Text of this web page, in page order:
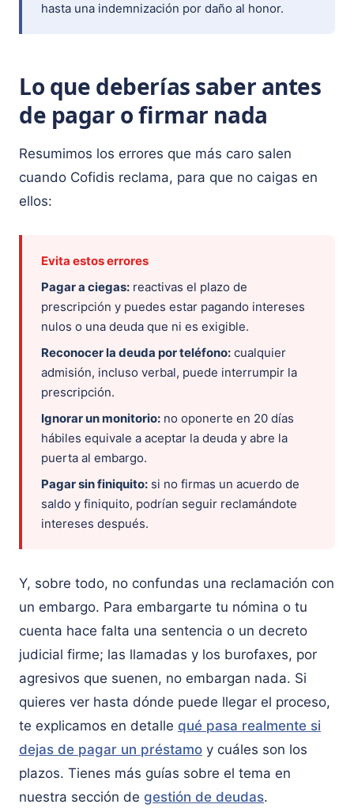
hasta una indemnización por daño al honor.
Lo que deberías saber antes
de pagar o firmar nada
Resumimos los errores que más caro salen
cuando Cofidis reclama, para que no caigas en
ellos:
Evita estos errores
Pagar a ciegas: reactivas el plazo de
prescripción y puedes estar pagando intereses
nulos o una deuda que ni es exigible.
Reconocer la deuda por teléfono: cualquier
admisión, incluso verbal, puede interrumpir la
prescripción.
Ignorar un monitorio: no oponerte en 20 días
hábiles equivale a aceptar la deuda y abre la
puerta al embargo.
Pagar sin finiquito: si no firmas un acuerdo de
saldo y finiquito, podrían seguir reclamándote
intereses después.
Y, sobre todo, no confundas una reclamación con
un embargo. Para embargarte tu nómina o tu
cuenta hace falta una sentencia o un decreto
judicial firme; las llamadas y los burofaxes, por
agresivos que suenen, no embargan nada. Si
quieres ver hasta dónde puede llegar el proceso,
te explicamos en detalle qué pasa realmente si
dejas de pagar un préstamo y cuáles son los
plazos. Tienes más guías sobre el tema en
nuestra sección de gestión de deudas.